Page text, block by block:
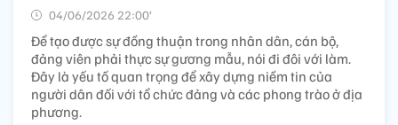
04/06/2026 22:00’
Để tạo được sự đồng thuận trong nhân dân, cán bộ,
đảng viên phải thực sự gương mẫu, nói đi đôi với làm.
Đây là yếu tố quan trọng để xây dựng niềm tin của
người dân đối với tổ chức đảng và các phong trào ở địa
phương.